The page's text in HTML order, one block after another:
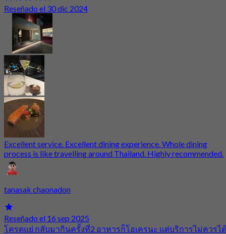
Reseñado el 30 dic 2024
Excellent service. Excellent dining experience. Whole dining
process is like travelling around Thailand. Highly recommended.
tanasak chaonadon
Reseñado el 16 sep 2025
โครตแย่ กลับมากินครั้งที่2 อาหารก็โอเครนะ แต่บริการไม่ควรได้